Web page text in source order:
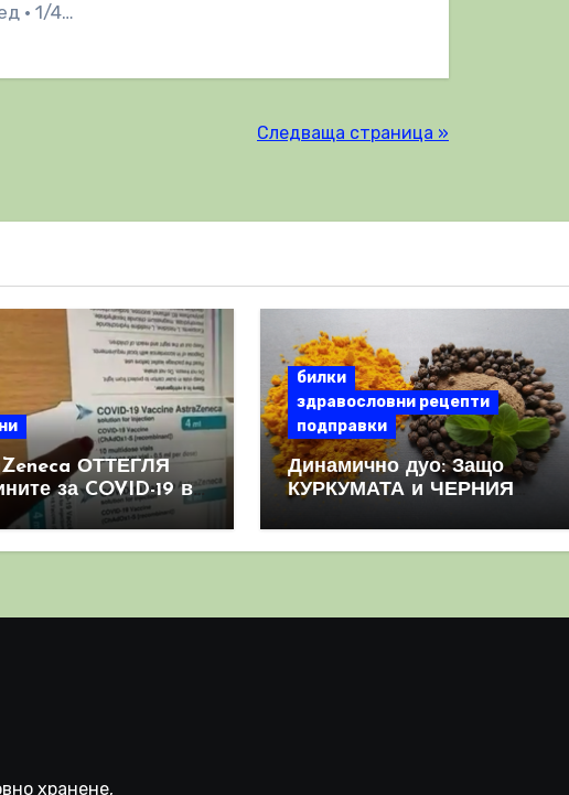
• 1/4…
Следваща страница »
ОТТЕГЛЯ
за COVID-19 в
мащаб, след
билки
здравословни рецепти
подправки
Динамично дуо: Защо
КУРКУМАТА и ЧЕРНИЯ
хранене,